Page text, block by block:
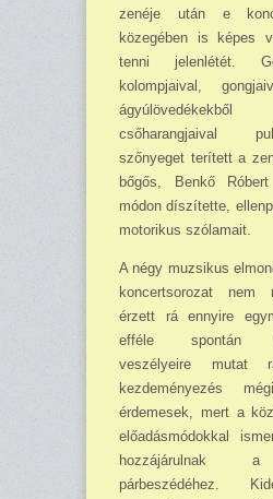
zenéje után e
közegében is képes
tenni jelenlétét.
kolompjaival,
csőharangjaival
szőnyeget terített a
bőgős, Benkő
módon díszítette,
motorikus szólamait.
A négy muzsikus
koncertsorozat nem
érzett rá ennyire
efféle spontán
veszélyeire
kezdeményezés
érdemesek, mert a
előadásmódokkal
hozzájárulnak
párbeszédéhez.